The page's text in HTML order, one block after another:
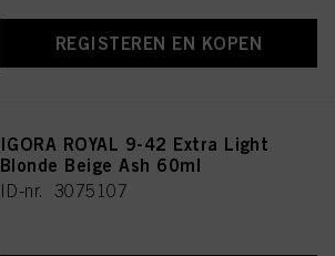
REGISTEREN EN KOPEN
IGORA ROYAL 9-42 Extra Light
Blonde Beige Ash 60ml
ID-nr. 3075107